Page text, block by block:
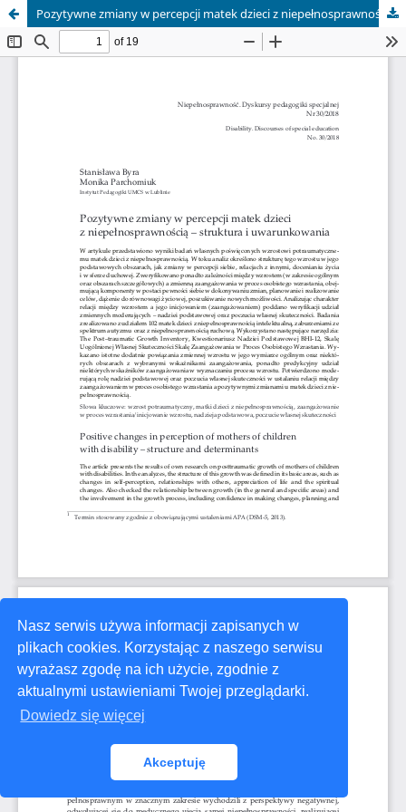
Nasz serwis używa informacji zapisanych w
plikach cookies. Korzystając z naszego serwisu
wyrażasz zgodę na ich użycie, zgodnie z
aktualnymi ustawieniami Twojej przeglądarki.
Dowiedz się więcej
Akceptuję
Pozytywne zmiany w percepcji matek dzieci z niepełnosprawnością – struktura i uwarunkowania